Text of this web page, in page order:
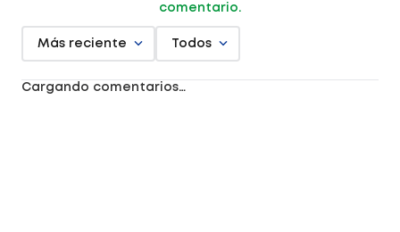
comentario.
Más reciente Todos
Cargando comentarios…